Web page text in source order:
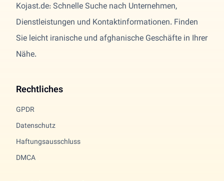
Kojast.de: Schnelle Suche nach Unternehmen,
Dienstleistungen und Kontaktinformationen. Finden
Sie leicht iranische und afghanische Geschäfte in Ihrer
Nähe.
Rechtliches
GPDR
Datenschutz
Haftungsausschluss
DMCA